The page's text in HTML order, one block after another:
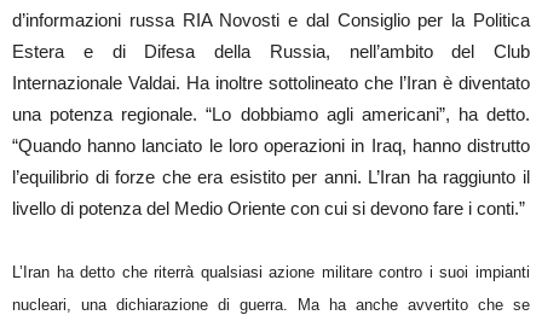
d’informazioni russa RIA Novosti e dal Consiglio per la Politica
Estera e di Difesa della Russia, nell’ambito del Club
Internazionale Valdai. Ha inoltre sottolineato che l’Iran è diventato
una potenza regionale. “Lo dobbiamo agli americani”, ha detto.
“Quando hanno lanciato le loro operazioni in Iraq, hanno distrutto
l’equilibrio di forze che era esistito per anni. L’Iran ha raggiunto il
livello di potenza del Medio Oriente con cui si devono fare i conti.”
L’Iran ha detto che riterrà qualsiasi azione militare contro i suoi impianti
nucleari, una dichiarazione di guerra. Ma ha anche avvertito che se